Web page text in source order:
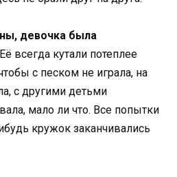
девочка была
Её всегда кутали потеплее
с песком не играла, на
с другими детьми
мало ли что. Все попытки
кружок заканчивались